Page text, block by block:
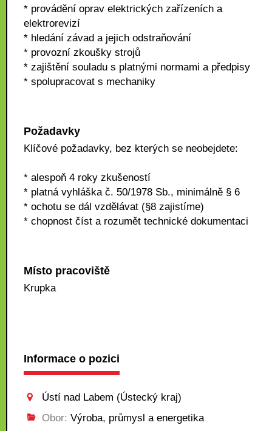
* provádění oprav elektrických zařízeních a
elektrorevizí
* hledání závad a jejich odstraňování
* provozní zkoušky strojů
* zajištění souladu s platnými normami a předpisy
* spolupracovat s mechaniky
Požadavky
Klíčové požadavky, bez kterých se neobejdete:
* alespoň 4 roky zkušeností
* platná vyhláška č. 50/1978 Sb., minimálně § 6
* ochotu se dál vzdělávat (§8 zajistíme)
* chopnost číst a rozumět technické dokumentaci
Místo pracoviště
Krupka
Informace o pozici
Ústí nad Labem (Ústecký kraj)
Obor: Výroba, průmysl a energetika